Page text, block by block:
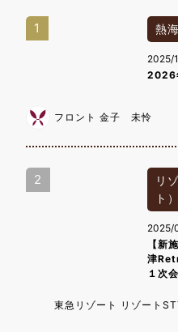
1 熱
2025/
2026
フロント 金子 未怜
2
リ
ト）
2025/
【新
津
１次
東急リゾート リゾート